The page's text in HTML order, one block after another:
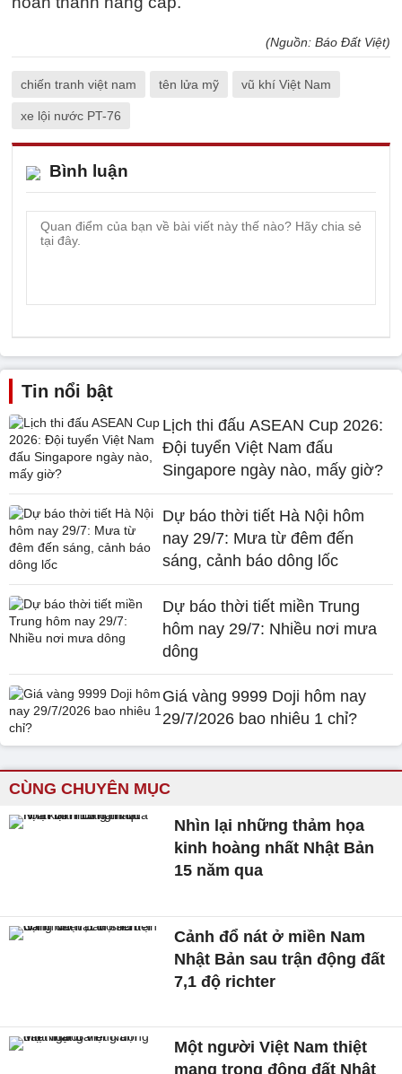
(Nguồn: Báo Đất Việt)
chiến tranh việt nam tên lửa mỹ vũ khí Việt Nam
xe lội nước PT-76
Bình luận
Tin nổi bật
Lịch thi đấu ASEAN Cup 2026:
Đội tuyển Việt Nam đấu
Singapore ngày nào, mấy giờ?
Dự báo thời tiết Hà Nội hôm
nay 29/7: Mưa từ đêm đến
sáng, cảnh báo dông lốc
Dự báo thời tiết miền Trung
hôm nay 29/7: Nhiều nơi mưa
dông
Giá vàng 9999 Doji hôm nay
29/7/2026 bao nhiêu 1 chỉ?
CÙNG CHUYÊN MỤC
Nhìn lại những thảm họa
kinh hoàng nhất Nhật Bản
15 năm qua
Cảnh đổ nát ở miền Nam
Nhật Bản sau trận động đất
7,1 độ richter
Một người Việt Nam thiệt
mạng trong động đất Nhật